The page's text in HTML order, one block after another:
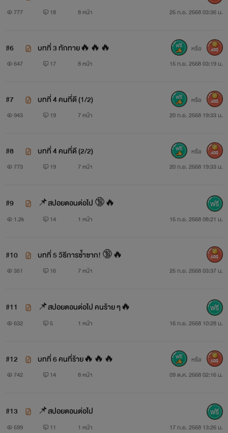
777 18 8 หน้า 25 ก.ย. 2568 03:36 น.
#6 บทที่ 3 ทักทาย🔥🔥🔥
647 17 8 หน้า 15 ก.ย. 2568 03:19 น.
หรือ 400
#7 บทที่ 4 คนที่ดี (1/2)
943 19 7 หน้า 20 ก.ย. 2568 19:33 น.
หรือ 400
#8 บทที่ 4 คนที่ดี (2/2)
773 19 7 หน้า 20 ก.ย. 2568 19:33 น.
หรือ 400
#9 📌สปอยตอนต่อไป 🔞🔥
1.2k 14 1 หน้า 15 ก.ย. 2568 08:21 น.
#10 บทที่ 5 วิธีการซ้ำซาก! 🔞🔥
351 16 7 หน้า 25 ก.ย. 2568 03:37 น.
500
#11 📌สปอยตอนต่อไป คนร้าย ๆ🔥
632 5 1 หน้า 16 ก.ย. 2568 10:28 น.
#12 บทที่ 6 คนที่ร้าย🔥🔥🔥
742 14 8 หน้า 09 ต.ค. 2568 02:16 น.
หรือ 500
#13 📌สปอยตอนต่อไป
599 11 1 หน้า 17 ก.ย. 2568 13:26 น.